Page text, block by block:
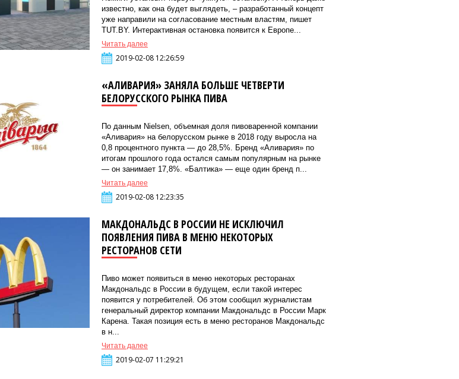
известно, как она будет выглядеть, – разработанный концепт
уже направили на согласование местным властям, пишет
TUT.BY. Интерактивная остановка появится к Европе...
Читать далее
2019-02-08 12:26:59
«АЛИВАРИЯ» ЗАНЯЛА БОЛЬШЕ ЧЕТВЕРТИ
БЕЛОРУССКОГО РЫНКА ПИВА
По данным Nielsen, объемная доля пивоваренной компании
«Аливария» на белорусском рынке в 2018 году выросла на
0,8 процентного пункта — до 28,5%. Бренд «Аливария» по
итогам прошлого года остался самым популярным на рынке
— он занимает 17,8%. «Балтика» — еще один бренд п...
Читать далее
2019-02-08 12:23:35
МАКДОНАЛЬДС В РОССИИ НЕ ИСКЛЮЧИЛ
ПОЯВЛЕНИЯ ПИВА В МЕНЮ НЕКОТОРЫХ
РЕСТОРАНОВ СЕТИ
Пиво может появиться в меню некоторых ресторанах
Макдональдс в России в будущем, если такой интерес
появится у потребителей. Об этом сообщил журналистам
генеральный директор компании Макдональдс в России Марк
Карена. Такая позиция есть в меню ресторанов Макдональдс
в н...
Читать далее
2019-02-07 11:29:21